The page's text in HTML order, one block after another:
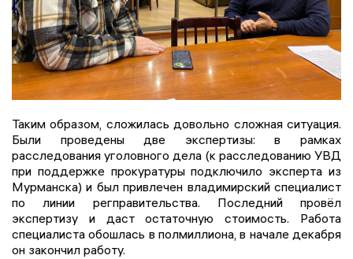
Таким образом, сложилась довольно сложная ситуация.
Были проведены две экспертизы: в рамках
расследования уголовного дела (к расследованию УВД
при поддержке прокуратуры подключило эксперта из
Мурманска) и был привлечен владимирский специалист
по линии регправительства. Последний провёл
экспертизу и даст остаточную стоимость. Работа
специалиста обошлась в полмиллиона, в начале декабря
он закончил работу.